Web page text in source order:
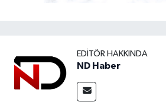
EDITÖR HAKKINDA
ND Haber